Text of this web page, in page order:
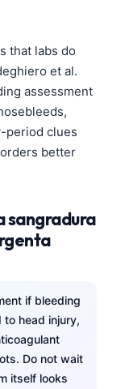
that labs do
et al.
assessment
period clues
better
sangradura
if bleeding
head injury,
Do not wait
itself looks